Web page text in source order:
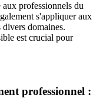
professionnels du
s'appliquer aux
domaines.
est crucial pour
professionnel :